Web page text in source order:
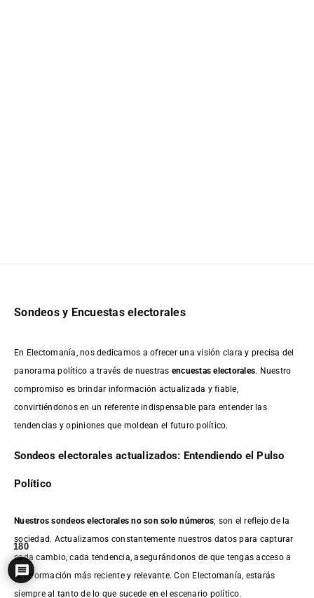
Sondeos y Encuestas electorales
En Electomanía, nos dedicamos a ofrecer una visión clara y precisa del
panorama político a través de nuestras encuestas electorales. Nuestro
compromiso es brindar información actualizada y fiable,
convirtiéndonos en un referente indispensable para entender las
tendencias y opiniones que moldean el futuro político.
Sondeos electorales actualizados: Entendiendo el Pulso
Político
Nuestros sondeos electorales no son solo números; son el reflejo de la
sociedad. Actualizamos constantemente nuestros datos para capturar
cada cambio, cada tendencia, asegurándonos de que tengas acceso a
la información más reciente y relevante. Con Electomanía, estarás
siempre al tanto de lo que sucede en el escenario político.
180